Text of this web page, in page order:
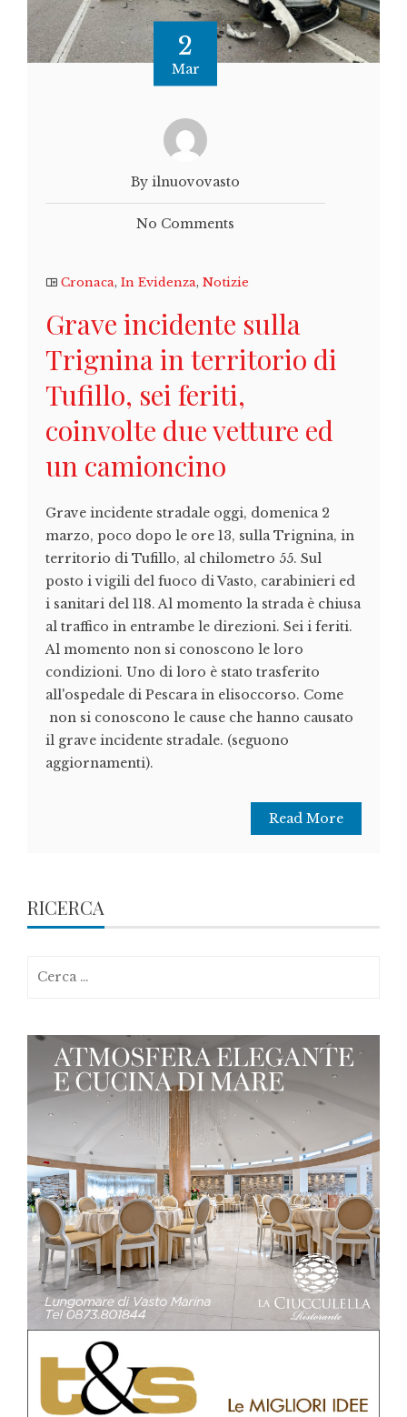
2
Mar
By ilnuovovasto
No Comments
Cronaca, In Evidenza, Notizie
Grave incidente sulla
Trignina in territorio di
Tufillo, sei feriti,
coinvolte due vetture ed
un camioncino
Grave incidente stradale oggi, domenica 2
marzo, poco dopo le ore 13, sulla Trignina, in
territorio di Tufillo, al chilometro 55. Sul
posto i vigili del fuoco di Vasto, carabinieri ed
i sanitari del 118. Al momento la strada è chiusa
al traffico in entrambe le direzioni. Sei i feriti.
Al momento non si conoscono le loro
condizioni. Uno di loro è stato trasferito
all'ospedale di Pescara in elisoccorso. Come
non si conoscono le cause che hanno causato
il grave incidente stradale. (seguono
aggiornamenti).
Read More
RICERCA